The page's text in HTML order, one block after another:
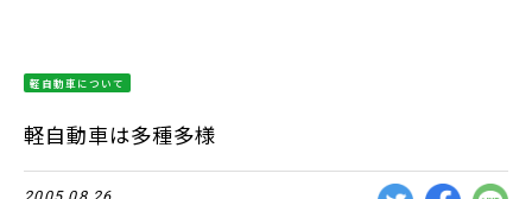
軽自動車について
軽自動車は多種多様